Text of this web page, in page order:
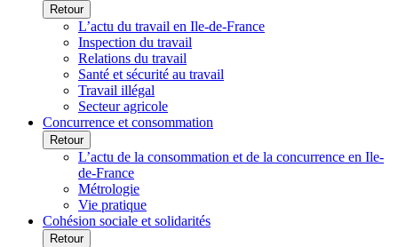
Retour
L’actu du travail en Ile-de-France
Inspection du travail
Relations du travail
Santé et sécurité au travail
Travail illégal
Secteur agricole
Concurrence et consommation
Retour
L’actu de la consommation et de la concurrence en Ile-
de-France
Métrologie
Vie pratique
Cohésion sociale et solidarités
Retour